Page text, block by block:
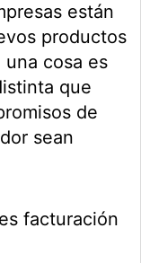
están
productos
cosa es
que
de
sean
facturación